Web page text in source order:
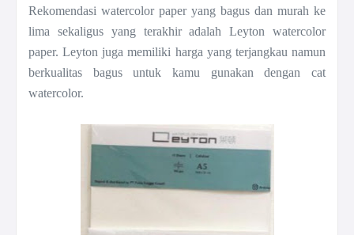
Rekomendasi watercolor paper yang bagus dan murah ke
lima sekaligus yang terakhir adalah Leyton watercolor
paper. Leyton juga memiliki harga yang terjangkau namun
berkualitas bagus untuk kamu gunakan dengan cat
watercolor.